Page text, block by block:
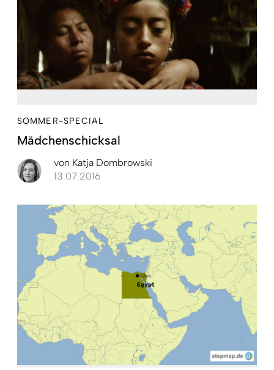
SOMMER-SPECIAL
Mädchenschicksal
von Katja Dombrowski
13.07.2016